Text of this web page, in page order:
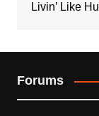
Livin’ Like
Forums